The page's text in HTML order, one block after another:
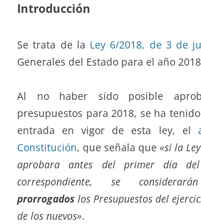
Introducción
Se trata de la Ley 6/2018, de 3 de
Generales del Estado para el año
Al no haber sido posible
presupuestos para 2018, se ha
entrada en vigor de esta ley, el
Constitución, que señala que «si la
aprobara antes del primer día del
correspondiente, se
prorrogados los Presupuestos del
de los nuevos».